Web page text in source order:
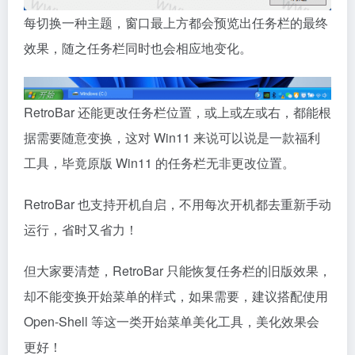
每切换一种主题，窗口最上方都会预览出任务栏的最终
效果，随之任务栏同时也会相应地变化。
RetroBar 还能更改任务栏位置，或上或左或右，都能根
据需要随意变换，这对 Win11 来说可以说是一款福利
工具，毕竟原版 Win11 的任务栏无非更改位置。
RetroBar 也支持开机自启，不用每次开机都去重新手动
运行，省时又省力！
但大家要清楚，RetroBar 只能恢复任务栏的旧版效果，
却不能变换开始菜单的样式，如果需要，建议搭配使用
Open-Shell 等这一类开始菜单美化工具，美化效果会
更好！